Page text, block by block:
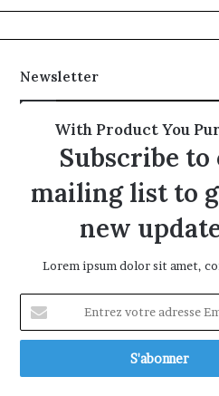
Newsletter
With Product You
Subscribe to
mailing list to
new
Lorem ipsum dolor sit amet,
votre
adresse